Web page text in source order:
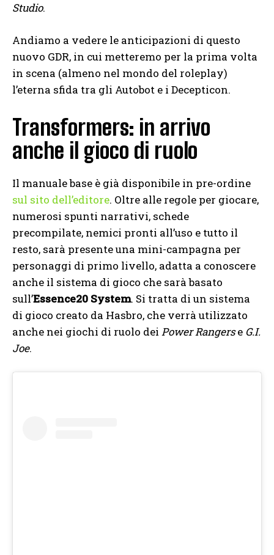
Studio.
Andiamo a vedere le anticipazioni di questo
nuovo GDR, in cui metteremo per la prima volta
in scena (almeno nel mondo del roleplay)
l’eterna sfida tra gli Autobot e i Decepticon.
Transformers: in arrivo
anche il gioco di ruolo
Il manuale base è già disponibile in pre-ordine
sul sito dell’editore. Oltre alle regole per giocare,
numerosi spunti narrativi, schede
precompilate, nemici pronti all’uso e tutto il
resto, sarà presente una mini-campagna per
personaggi di primo livello, adatta a conoscere
anche il sistema di gioco che sarà basato
sull’Essence20 System. Si tratta di un sistema
di gioco creato da Hasbro, che verrà utilizzato
anche nei giochi di ruolo dei Power Rangerse G.I.
Joe.